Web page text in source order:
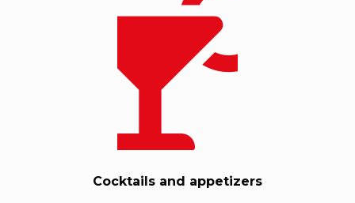
Cocktails and appetizers